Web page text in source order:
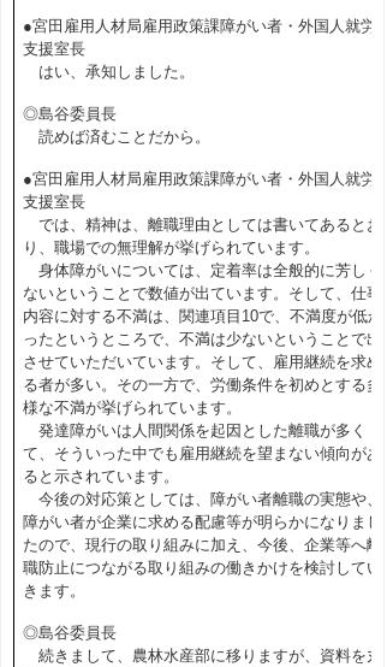
●宮田雇用人材局雇用政策課障がい者・外国人就労
支援室長
はい、承知しました。
◎島谷委員長
読めば済むことだから。
●宮田雇用人材局雇用政策課障がい者・外国人就労
支援室長
では、精神は、離職理由としては書いてあるとお
り、職場での無理解が挙げられています。
身体障がいについては、定着率は全般的に芳しく
ないということで数値が出ています。そして、仕事
内容に対する不満は、関連項目10で、不満度が低か
ったというところで、不満は少ないということで出
させていただいています。そして、雇用継続を求め
る者が多い。その一方で、労働条件を初めとする多
様な不満が挙げられています。
発達障がいは人間関係を起因とした離職が多く
て、そういった中でも雇用継続を望まない傾向があ
ると示されています。
今後の対応策としては、障がい者離職の実態や、
障がい者が企業に求める配慮等が明らかになりまし
たので、現行の取り組みに加え、今後、企業等へ離
職防止につながる取り組みの働きかけを検討してい
きます。
◎島谷委員長
続きまして、農林水産部に移りますが、資料を丸